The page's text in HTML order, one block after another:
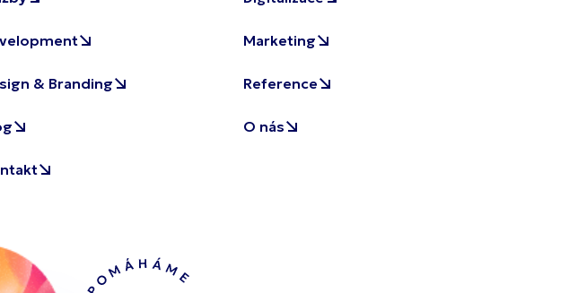
Marketing
& Branding Reference
O nás